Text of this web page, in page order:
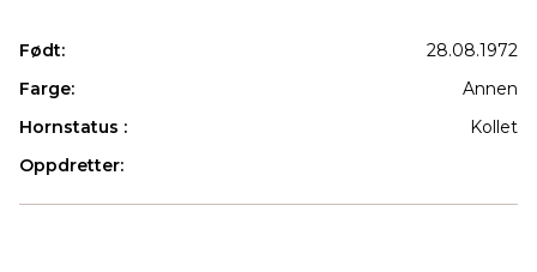
Født:
28.08.1972
Farge:
Annen
Hornstatus :
Kollet
Oppdretter: